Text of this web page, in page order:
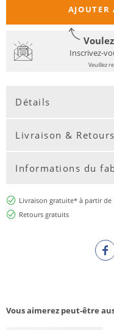
AJOUTER
Inscrivez-
Veuillez
Détails
Livraison & Retours
Informations du
Livraison gratuite* à partir de
Retours gratuits
Vous aimerez peut-être